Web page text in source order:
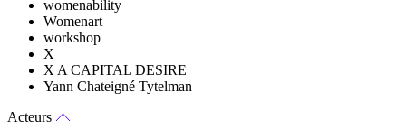
womenability
Womenart
workshop
X
X A CAPITAL DESIRE
Yann Chateigné Tytelman
Acteurs